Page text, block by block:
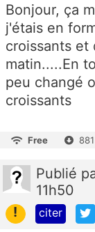
Bonjour, ça
j'étais en
croissants et
matin.....En
peu changé
croissants
Free
Publié
11h50
!
citer